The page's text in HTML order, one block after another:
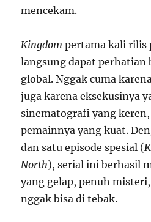
mencekam.
Kingdom pertama kali rilis
langsung dapat perhatian
global. Nggak cuma
juga karena eksekusinya
sinematografi yang
pemainnya yang kuat.
dan satu episode spesial (
North), serial ini berhasil
yang gelap, penuh
nggak bisa di tebak.